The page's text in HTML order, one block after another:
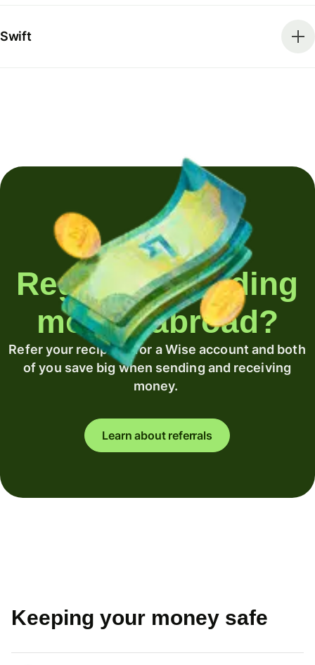
Swift
Regularly sending
money abroad?
Refer your recipient for a Wise account and both
of you save big when sending and receiving
money.
Learn about referrals
Keeping your money safe